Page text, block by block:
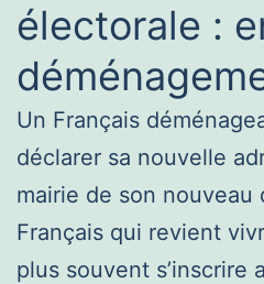
électorale :
Un Français
déclarer sa nouvelle
mairie de son nouveau
Français qui revient
plus souvent s’inscrire